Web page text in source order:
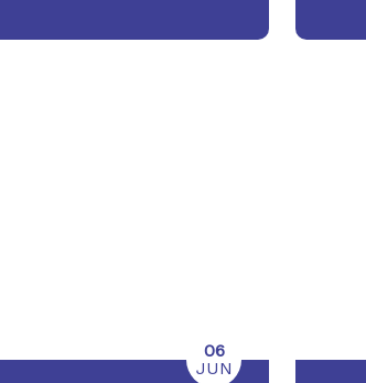
06
JUN